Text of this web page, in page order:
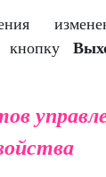
кнопку